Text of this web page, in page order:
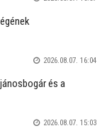
2026.08.07. 16:04
és a
2026.08.07. 15:03